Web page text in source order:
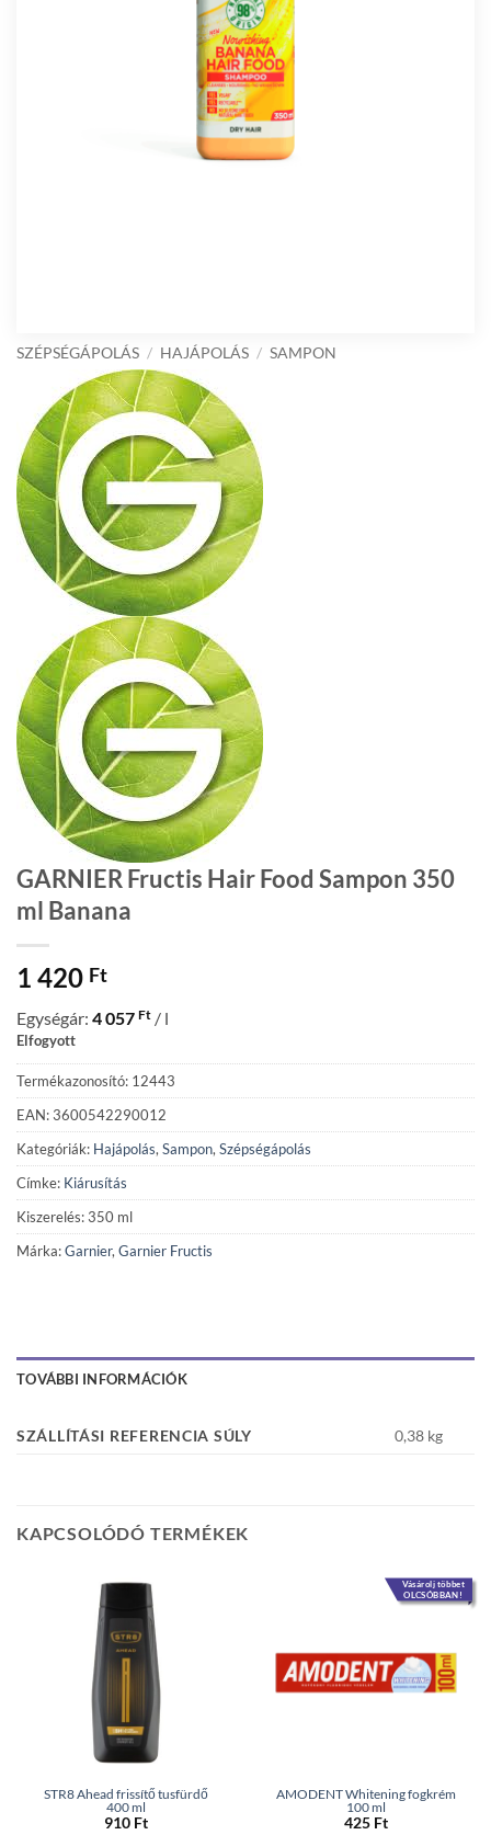
SZÉPSÉGÁPOLÁS / HAJÁPOLÁS / SAMPON
GARNIER Fructis Hair Food Sampon 350
ml Banana
1 420 Ft
Egységár: 4 057 Ft / l
Elfogyott
Termékazonosító: 12443
EAN: 3600542290012
Kategóriák: Hajápolás, Sampon, Szépségápolás
Címke: Kiárusítás
Kiszerelés: 350 ml
Márka:Garnier, Garnier Fructis
TOVÁBBI INFORMÁCIÓK
SZÁLLÍTÁSI REFERENCIA SÚLY 0,38 kg
KAPCSOLÓDÓ TERMÉKEK
STR8 Ahead frissítő tusfürdő
400 ml
910 Ft
Vásárolj többet
OLCSÓBBAN!
AMODENT Whitening fogkrém
100 ml
425 Ft